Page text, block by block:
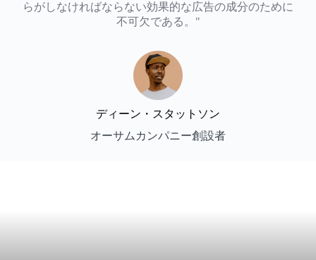
らがしなければならない効果的な広告の成分のために
不可欠である。"
ディーン・スタットソン
オーサムカンパニー創設者